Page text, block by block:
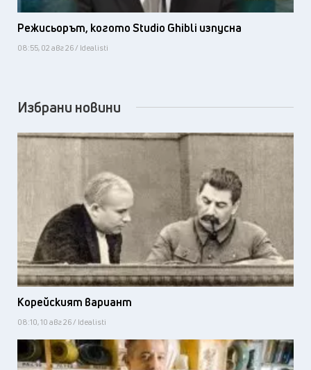
Режисьорът, когото Studio Ghibli изпусна
08:55, 02 авг 26 / Idealisti
Избрани новини
Корейският вариант
08:10, 10 авг 26 / Idealisti